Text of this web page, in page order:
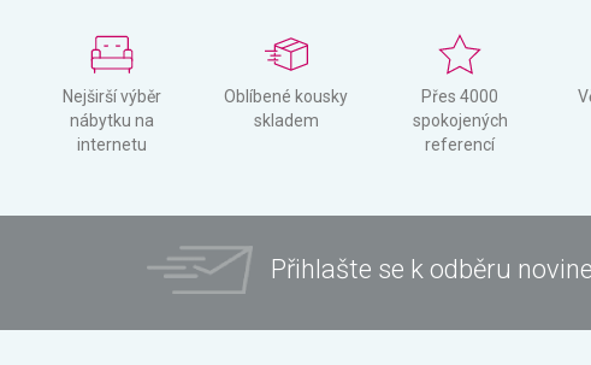
Nejširší výběr
nábytku na
internetu
Oblíbené kousky
skladem
Přes 4000
spokojených
referencí
Přihlašte se k odběru